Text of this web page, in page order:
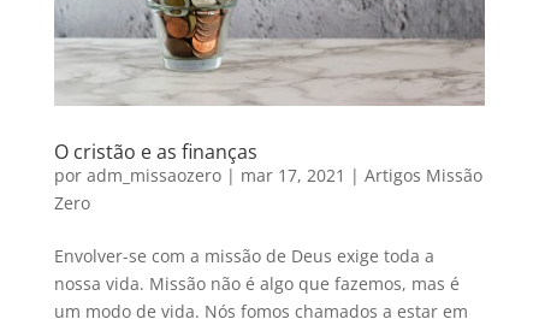
O cristão e as finanças
por adm_missaozero| mar 17, 2021 | Artigos Missão
Zero
Envolver-se com a missão de Deus exige toda a
nossa vida. Missão não é algo que fazemos, mas é
um modo de vida. Nós fomos chamados a estar em